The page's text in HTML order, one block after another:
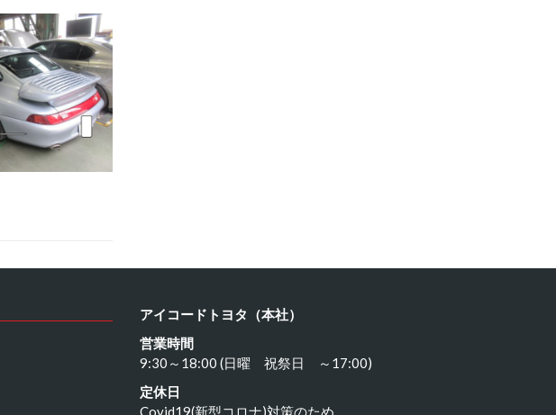
アイコードトヨタ（本社）
営業時間
9:30～18:00 (日曜 祝祭日 ～17:00)
定休日
Covid19(新型コロナ)対策のため